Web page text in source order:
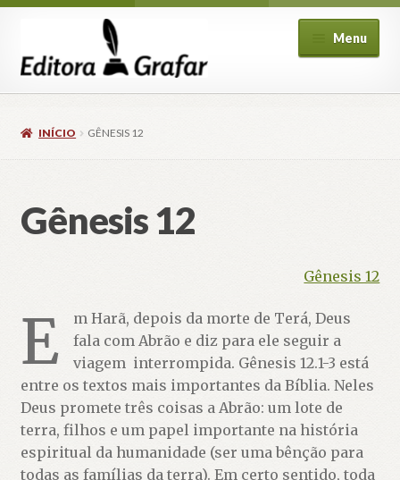
para
navegação
para
o
conteúdo
Menu
INÍCIO GÊNESIS 12
Gênesis 12
Gênesis 12
E
m Harã, depois da morte de Terá, Deus
fala com Abrão e diz para ele seguir a
viagem interrompida. Gênesis 12.1-3 está
entre os textos mais importantes da Bíblia. Neles
Deus promete três coisas a Abrão: um lote de
terra, filhos e um papel importante na história
espiritual da humanidade (ser uma bênção para
todas as famílias da terra). Em certo sentido, toda